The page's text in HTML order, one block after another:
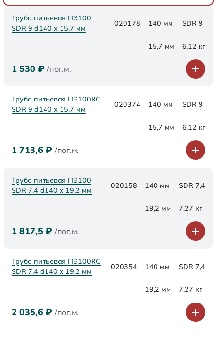
Труба питьевая ПЭ100
SDR 9 d140 х 15,7 мм
020178 140 мм SDR 9
15,7 мм 6,12 кг
1 530 ₽ /пог.м.
Труба питьевая ПЭ100RC
SDR 9 d140 х 15,7 мм
020374 140 мм SDR 9
15,7 мм 6,12 кг
1 713,6 ₽ /пог.м.
Труба питьевая ПЭ100
SDR 7,4 d140 х 19,2 мм
020158 140 мм SDR 7,4
19,2 мм 7,27 кг
1 817,5 ₽ /пог.м.
Труба питьевая ПЭ100RC
SDR 7,4 d140 х 19,2 мм
020354 140 мм SDR 7,4
19,2 мм 7,27 кг
2 035,6 ₽ /пог.м.